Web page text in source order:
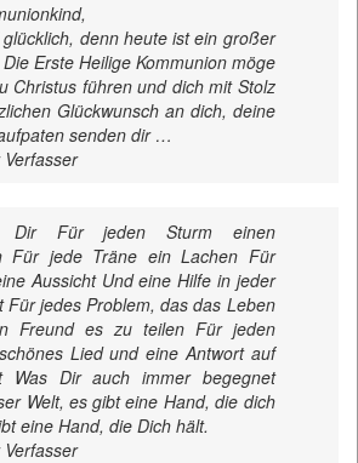
denn heute ist ein großer
Erste Heilige Kommunion möge
Christus führen und dich mit Stolz
Glückwunsch an dich, deine
senden dir …
Dir Für jeden Sturm einen
Für jede Träne ein Lachen Für
Aussicht Und eine Hilfe in jeder
Für jedes Problem, das das Leben
Freund es zu teilen Für jeden
Lied und eine Antwort auf
Was Dir auch immer begegnet
Welt, es gibt eine Hand, die dich
eine Hand, die Dich hält.